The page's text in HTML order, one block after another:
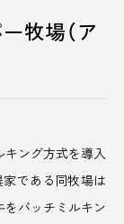
牧場（ア
ング方式を導入
家である同牧場は
をバッチミルキン